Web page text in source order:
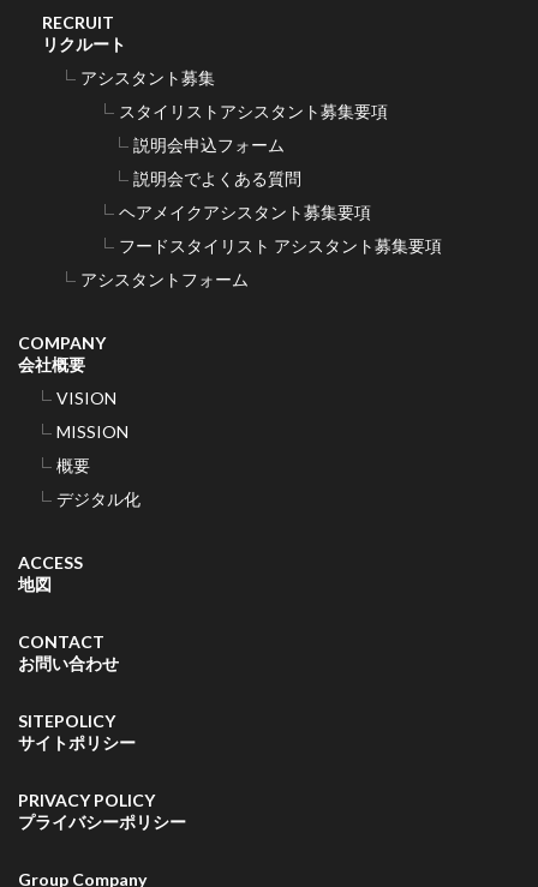
RECRUIT
リクルート
アシスタント募集
スタイリストアシスタント募集要項
説明会申込フォーム
説明会でよくある質問
ヘアメイクアシスタント募集要項
フードスタイリスト アシスタント募集要項
アシスタントフォーム
COMPANY
会社概要
VISION
MISSION
概要
デジタル化
ACCESS
地図
CONTACT
お問い合わせ
SITEPOLICY
サイトポリシー
PRIVACY POLICY
プライバシーポリシー
Group Company